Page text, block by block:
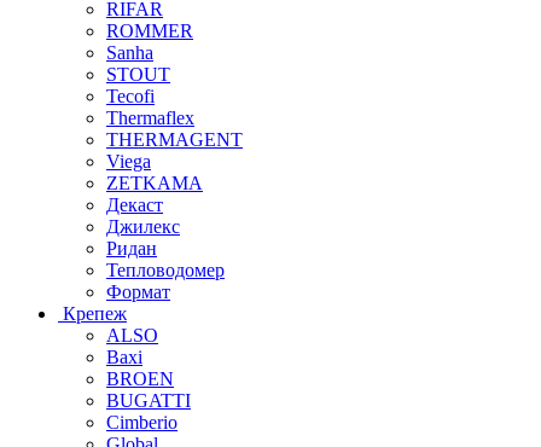
RIFAR
ROMMER
Sanha
STOUT
Tecofi
Thermaflex
THERMAGENT
Viega
ZETKAMA
Декаст
Джилекс
Ридан
Тепловодомер
Формат
Крепеж
ALSO
Baxi
BROEN
BUGATTI
Cimberio